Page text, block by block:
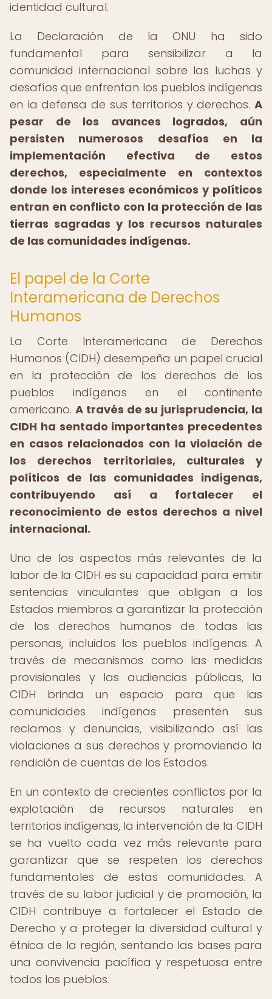
identidad cultural.
La Declaración de la ONU ha sido
fundamental para sensibilizar a la
comunidad internacional sobre las luchas y
desafíos que enfrentan los pueblos indígenas
en la defensa de sus territorios y derechos. A
pesar de los avances logrados, aún
persisten numerosos desafíos en la
implementación efectiva de estos
derechos, especialmente en contextos
donde los intereses económicos y políticos
entran en conflicto con la protección de las
tierras sagradas y los recursos naturales
de las comunidades indígenas.
El papel de la Corte
Interamericana de Derechos
Humanos
La Corte Interamericana de Derechos
Humanos (CIDH) desempeña un papel crucial
en la protección de los derechos de los
pueblos indígenas en el continente
americano. A través de su jurisprudencia, la
CIDH ha sentado importantes precedentes
en casos relacionados con la violación de
los derechos territoriales, culturales y
políticos de las comunidades indígenas,
contribuyendo así a fortalecer el
reconocimiento de estos derechos a nivel
internacional.
Uno de los aspectos más relevantes de la
labor de la CIDH es su capacidad para emitir
sentencias vinculantes que obligan a los
Estados miembros a garantizar la protección
de los derechos humanos de todas las
personas, incluidos los pueblos indígenas. A
través de mecanismos como las medidas
provisionales y las audiencias públicas, la
CIDH brinda un espacio para que las
comunidades indígenas presenten sus
reclamos y denuncias, visibilizando así las
violaciones a sus derechos y promoviendo la
rendición de cuentas de los Estados.
En un contexto de crecientes conflictos por la
explotación de recursos naturales en
territorios indígenas, la intervención de la CIDH
se ha vuelto cada vez más relevante para
garantizar que se respeten los derechos
fundamentales de estas comunidades. A
través de su labor judicial y de promoción, la
CIDH contribuye a fortalecer el Estado de
Derecho y a proteger la diversidad cultural y
étnica de la región, sentando las bases para
una convivencia pacífica y respetuosa entre
todos los pueblos.